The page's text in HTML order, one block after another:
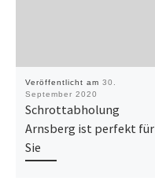
Veröffentlicht am 30.
September 2020
Schrottabholung
Arnsberg ist perfekt für
Sie